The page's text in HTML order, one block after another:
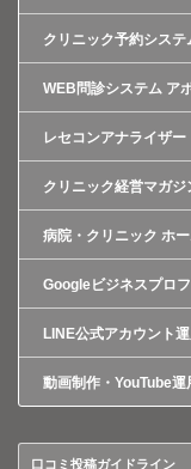
クリニック予約シス
WEB問診システム ア
レセコンアナライザー
クリニック経営マガジ
病院・クリニック ホ
Googleビジネスプロ
LINE公式アカウント
動画制作・YouTube
口コミ投稿ガイドライン